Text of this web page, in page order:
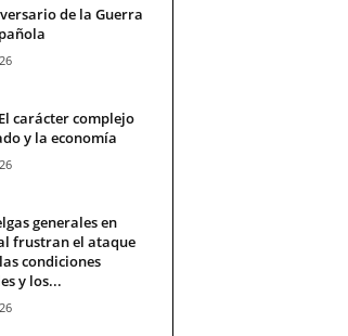
de la Guerra
carácter complejo
y la economía
generales en
frustran el ataque
condiciones
y los...